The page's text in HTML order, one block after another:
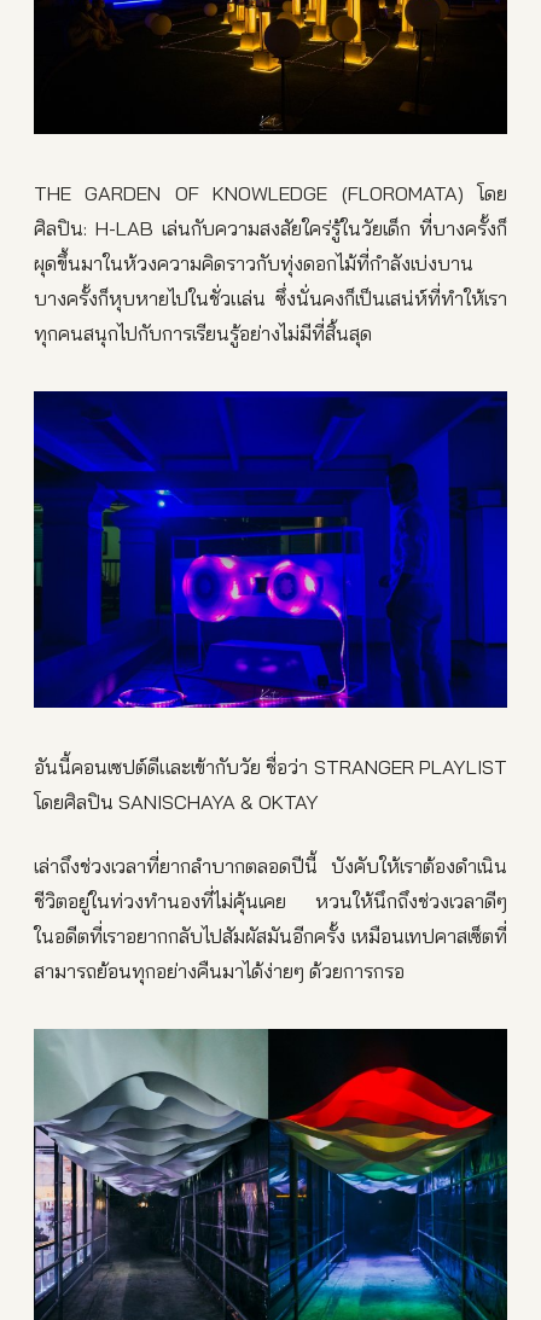
THE GARDEN OF KNOWLEDGE (FLOROMATA) โดย
ศิลปิน: H-LAB เล่นกับความสงสัยใคร่รู้ในวัยเด็ก ที่บางครั้งก็
ผุดขึ้นมาในห้วงความคิดราวกับทุ่งดอกไม้ที่กำลังเบ่งบาน
บางครั้งก็หุบหายไปในชั่วแล่น ซึ่งนั่นคงก็เป็นเสน่ห์ที่ทำให้เรา
ทุกคนสนุกไปกับการเรียนรู้อย่างไม่มีที่สิ้นสุด
อันนี้คอนเซปต์ดีและเข้ากับวัย ชื่อว่า STRANGER PLAYLIST
โดยศิลปิน SANISCHAYA & OKTAY
เล่าถึงช่วงเวลาที่ยากลำบากตลอดปีนี้ บังคับให้เราต้องดำเนิน
ชีวิตอยู่ในท่วงทำนองที่ไม่คุ้นเคย หวนให้นึกถึงช่วงเวลาดีๆ
ในอดีตที่เราอยากกลับไปสัมผัสมันอีกครั้ง เหมือนเทปคาสเซ็ตที่
สามารถย้อนทุกอย่างคืนมาได้ง่ายๆ ด้วยการกรอ